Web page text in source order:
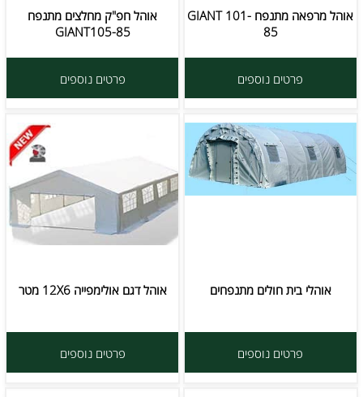
אוהל מרפאה מתנפח GIANT 101-
85
פרטים נוספים
אוהל חפ"ק מחלצים מתנפח
GIANT105-85
פרטים נוספים
אוהלי בית חולים מתנפחים
פרטים נוספים
אוהל דגם אולימפייה 12X6 מטר
פרטים נוספים